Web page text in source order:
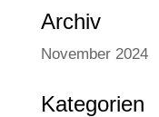
Archiv
November 2024
Kate­go­rien